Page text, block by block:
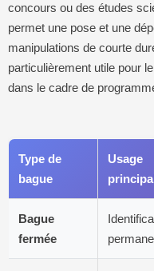
concours ou des études
permet une pose et une
manipulations de courte
particulièrement utile pour
dans le cadre de
Type de
bague
Usage
Bague
fermée